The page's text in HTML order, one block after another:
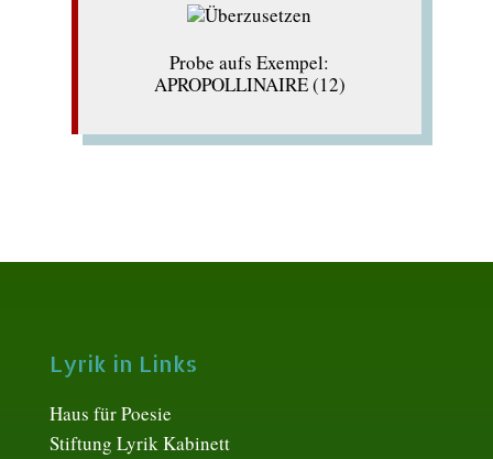
Probe aufs Exempel:
APROPOLLINAIRE (12)
Lyrik in Links
Haus für Poesie
Stiftung Lyrik Kabinett